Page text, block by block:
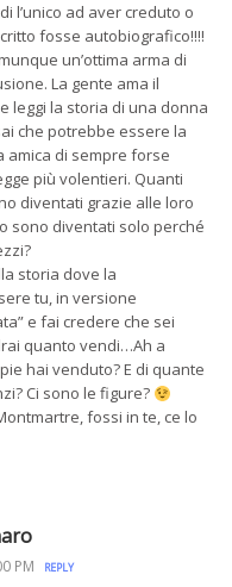
l’unico ad aver creduto o
fosse autobiografico!!!!
un’ottima arma di
La gente ama il
leggi la storia di una donna
che potrebbe essere la
amica di sempre forse
più volentieri. Quanti
diventati grazie alle loro
sono diventati solo perché
storia dove la
tu, in versione
e fai credere che sei
quanto vendi…Ah a
hai venduto? E di quante
Ci sono le figure?
fossi in te, ce lo
PM REPLY